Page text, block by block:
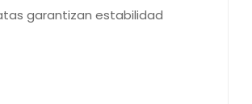
garantizan estabilidad